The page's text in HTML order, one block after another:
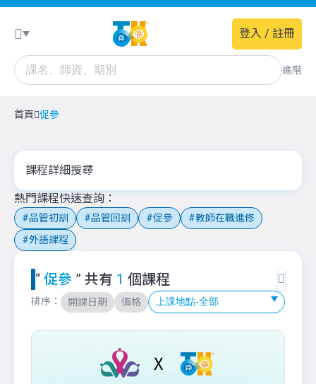
進階
登入 / 註冊
首頁 促參
課程詳細搜尋
熱門課程快速查詢
品管初訓 品管回訓 促參
教師在職進修
外語課程
“ 促參 ” 共有 1 個課程
排序： 開課日期 價格